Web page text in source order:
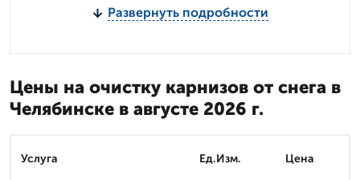
Развернуть подробности
Цены на очистку карнизов от снега в
Челябинске в августе 2026 г.
Услуга Ед.Изм. Цена